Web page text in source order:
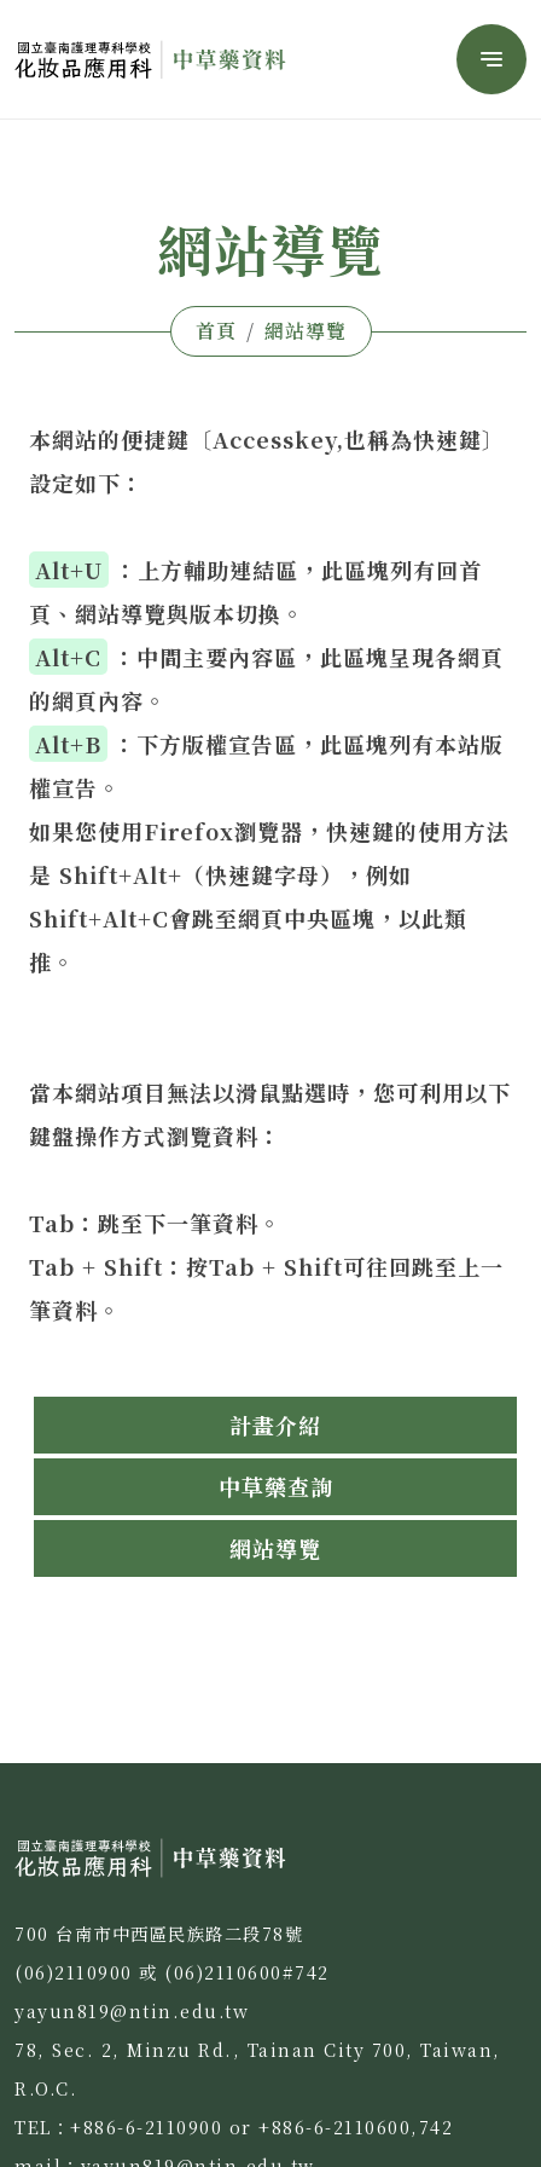
Menu
網站導覽
首頁 網站導覽
本網站的便捷鍵〔Accesskey,也稱為快速鍵〕
設定如下：
Alt+U
：上方輔助連結區，此區塊列有回首
頁、網站導覽與版本切換。
Alt+C
：中間主要內容區，此區塊呈現各網頁
的網頁內容。
Alt+B
：下方版權宣告區，此區塊列有本站版
權宣告。
如果您使用Firefox瀏覽器，快速鍵的使用方法
是 Shift+Alt+（快速鍵字母），例如
Shift+Alt+C會跳至網頁中央區塊，以此類
推。
當本網站項目無法以滑鼠點選時，您可利用以下
鍵盤操作方式瀏覽資料：
Tab：跳至下一筆資料。
Tab + Shift：按Tab + Shift可往回跳至上一
筆資料。
計畫介紹
中草藥查詢
網站導覽
700 台南市中西區民族路二段78號
(06)2110900 或 (06)2110600#742
yayun819@ntin.edu.tw
78, Sec. 2, Minzu Rd., Tainan City 700, Taiwan,
R.O.C.
TEL：+886-6-2110900 or +886-6-2110600,742